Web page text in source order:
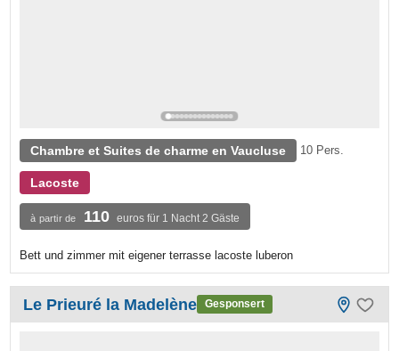
Chambre et Suites de charme en Vaucluse 10 Pers.
Lacoste
à partir de 110 euros für 1 Nacht 2 Gäste
Bett und zimmer mit eigener terrasse lacoste luberon
Le Prieuré la Madelène Gesponsert